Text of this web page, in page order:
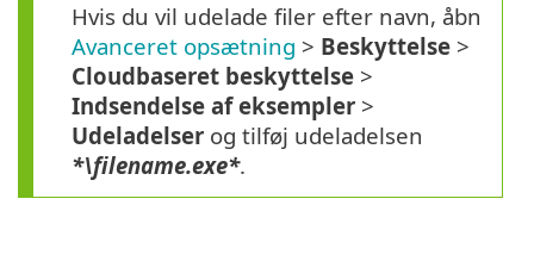
Hvis du vil udelade filer efter navn, åbn
Avanceret opsætning > Beskyttelse >
Cloudbaseret beskyttelse >
Indsendelse af eksempler >
Udeladelser og tilføj udeladelsen
*\filename.exe*.